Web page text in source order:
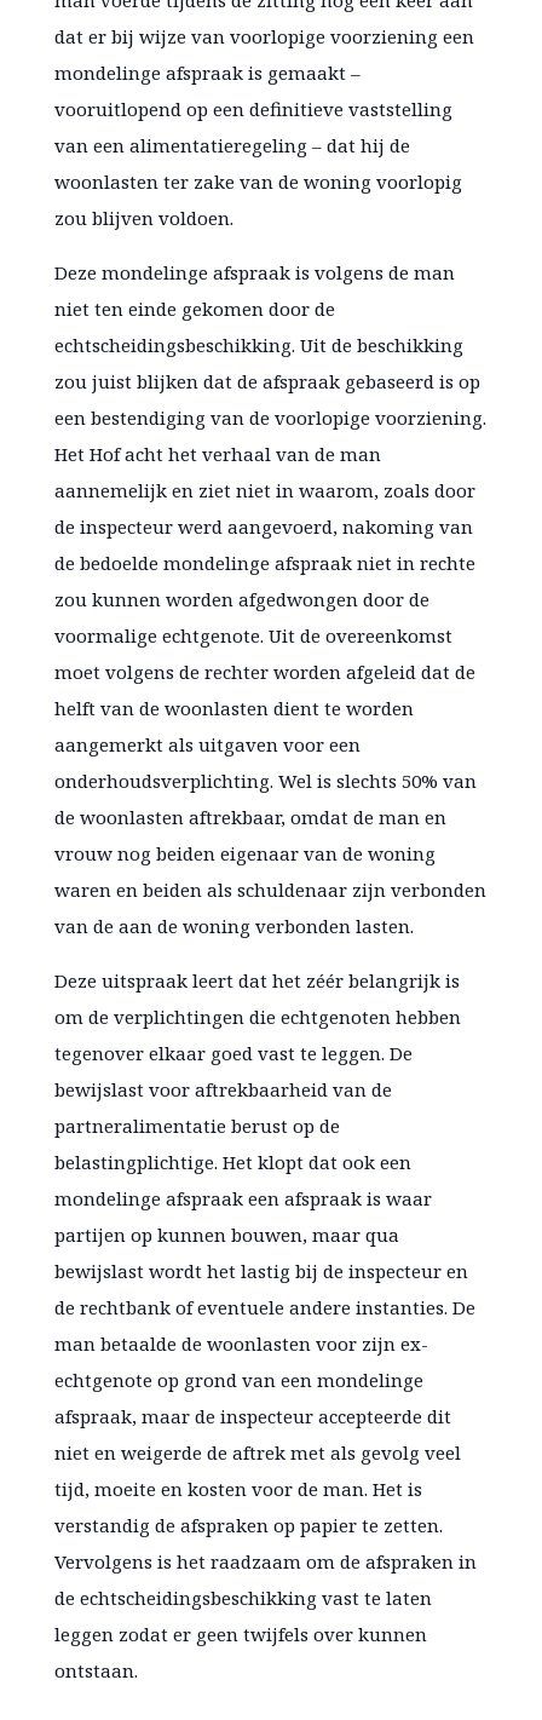
dat er bij wijze van voorlopige voorziening een
mondelinge afspraak is gemaakt –
vooruitlopend op een definitieve vaststelling
van een alimentatieregeling – dat hij de
woonlasten ter zake van de woning voorlopig
zou blijven voldoen.
Deze mondelinge afspraak is volgens de man
niet ten einde gekomen door de
echtscheidingsbeschikking. Uit de beschikking
zou juist blijken dat de afspraak gebaseerd is op
een bestendiging van de voorlopige voorziening.
Het Hof acht het verhaal van de man
aannemelijk en ziet niet in waarom, zoals door
de inspecteur werd aangevoerd, nakoming van
de bedoelde mondelinge afspraak niet in rechte
zou kunnen worden afgedwongen door de
voormalige echtgenote. Uit de overeenkomst
moet volgens de rechter worden afgeleid dat de
helft van de woonlasten dient te worden
aangemerkt als uitgaven voor een
onderhoudsverplichting. Wel is slechts 50% van
de woonlasten aftrekbaar, omdat de man en
vrouw nog beiden eigenaar van de woning
waren en beiden als schuldenaar zijn verbonden
van de aan de woning verbonden lasten.
Deze uitspraak leert dat het zéér belangrijk is
om de verplichtingen die echtgenoten hebben
tegenover elkaar goed vast te leggen. De
bewijslast voor aftrekbaarheid van de
partneralimentatie berust op de
belastingplichtige. Het klopt dat ook een
mondelinge afspraak een afspraak is waar
partijen op kunnen bouwen, maar qua
bewijslast wordt het lastig bij de inspecteur en
de rechtbank of eventuele andere instanties. De
man betaalde de woonlasten voor zijn ex-
echtgenote op grond van een mondelinge
afspraak, maar de inspecteur accepteerde dit
niet en weigerde de aftrek met als gevolg veel
tijd, moeite en kosten voor de man. Het is
verstandig de afspraken op papier te zetten.
Vervolgens is het raadzaam om de afspraken in
de echtscheidingsbeschikking vast te laten
leggen zodat er geen twijfels over kunnen
ontstaan.